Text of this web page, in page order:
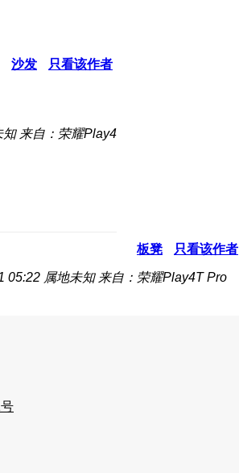
沙发 只看该作者
知 来自：荣耀Play4
板凳 只看该作者
05:22 属地未知 来自：荣耀Play4T Pro